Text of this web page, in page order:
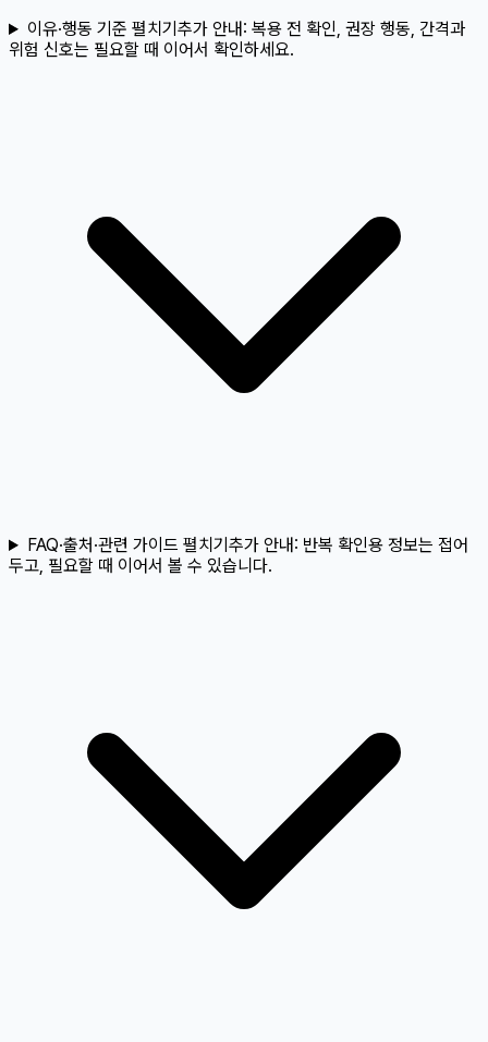
이유·행동 기준 펼치기추가 안내: 복용 전 확인, 권장 행동, 간격과
위험 신호는 필요할 때 이어서 확인하세요.
FAQ·출처·관련 가이드 펼치기추가 안내: 반복 확인용 정보는 접어
두고, 필요할 때 이어서 볼 수 있습니다.